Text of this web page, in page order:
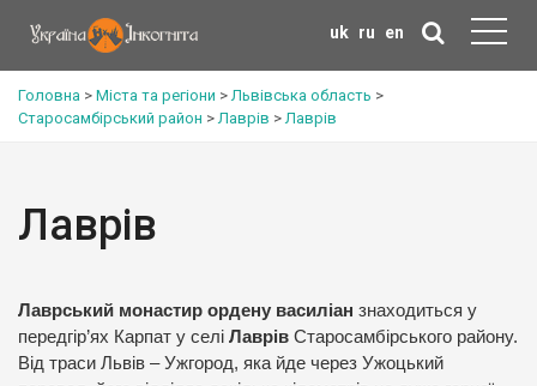
uk ru en
Головна > Міста та регіони >Львівська область >
Старосамбірський район >Лаврів >Лаврів
Лаврів
Лаврський монастир ордену василіан знаходиться у
передгір’ях Карпат у селі Лаврів Старосамбірського району.
Від траси Львів – Ужгород, яка йде через Ужоцький